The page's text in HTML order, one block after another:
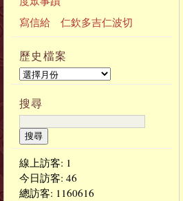
寫信給 仁欽多吉仁波切
歷史檔案
搜尋
線上訪客: 1
今日訪客: 46
總訪客: 1160616